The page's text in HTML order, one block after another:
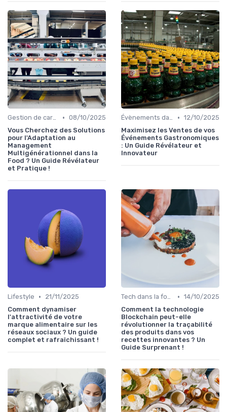
Gestion de carrière dans la food • 08/10/2025
Vous Cherchez des Solutions
pour l'Adaptation au
Management
Multigénérationnel dans la
Food ? Un Guide Révélateur
et Pratique !
Évènements dans la food • 12/10/2025
Maximisez les Ventes de vos
Événements Gastronomiques
: Un Guide Révélateur et
Innovateur
Lifestyle •
21/11/2025
Comment dynamiser
l'attractivité de votre
marque alimentaire sur les
réseaux sociaux ? Un guide
complet et rafraîchissant !
Tech dans la food • 14/10/2025
Comment la technologie
Blockchain peut-elle
révolutionner la traçabilité
des produits dans vos
recettes innovantes ? Un
Guide Surprenant !